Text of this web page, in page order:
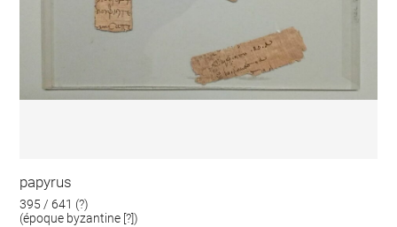
papyrus
395 / 641 (?)
(époque byzantine [?])